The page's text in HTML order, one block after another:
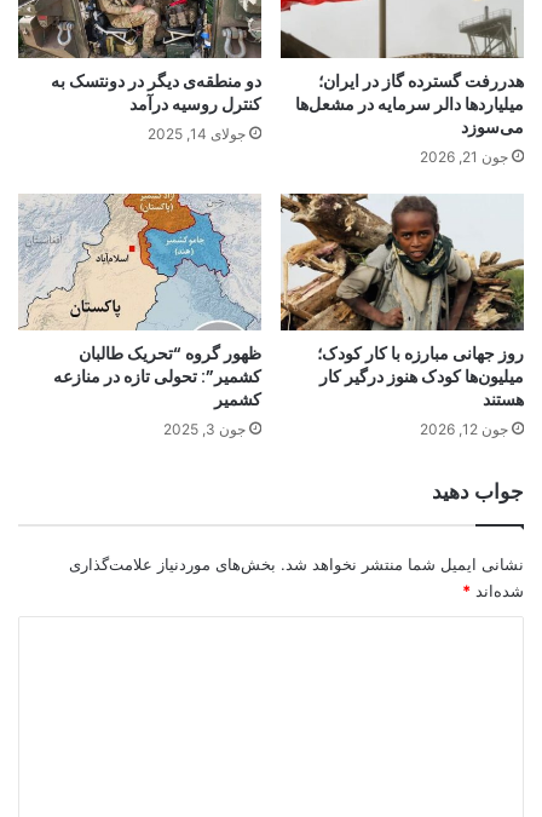
هدررفت گسترده گاز در ایران؛
میلیاردها دالر سرمایه در مشعل‌ها
می‌سوزد
جون 21, 2026
دو منطقه‌ی دیگر در دونتسک به
کنترل روسیه درآمد
جولای 14, 2025
روز جهانی مبارزه با کار کودک؛
میلیون‌ها کودک هنوز درگیر کار
هستند
جون 12, 2026
ظهور گروه “تحریک طالبان
کشمیر”: تحولی تازه در منازعه
کشمیر
جون 3, 2025
جواب دهید
نشانی ایمیل شما منتشر نخواهد شد. بخش‌های موردنیاز علامت‌گذاری
شده‌اند *